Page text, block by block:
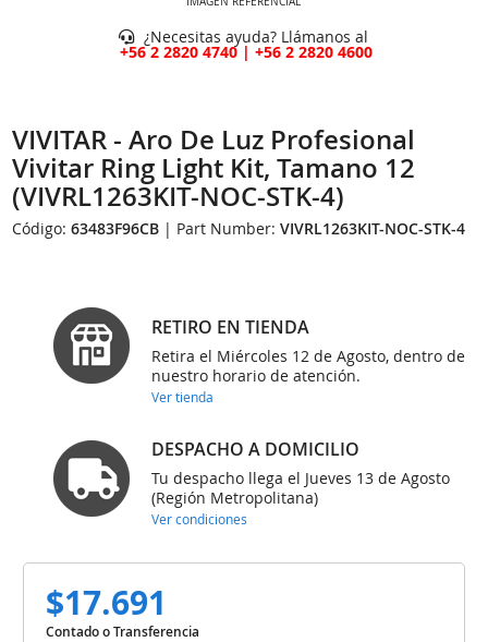
¿Necesitas ayuda? Llámanos al
+56 2 2820 4740 | +56 2 2820 4600
VIVITAR - Aro De Luz Profesional
Vivitar Ring Light Kit, Tamano 12
(VIVRL1263KIT-NOC-STK-4)
Código:63483F96CB | Part Number:VIVRL1263KIT-NOC-STK-4
RETIRO EN TIENDA
Retira el Miércoles 12 de Agosto, dentro de
nuestro horario de atención.
Ver tienda
DESPACHO A DOMICILIO
Tu despacho llega el Jueves 13 de Agosto
(Región Metropolitana)
Ver condiciones
$17.691
Contado o Transferencia